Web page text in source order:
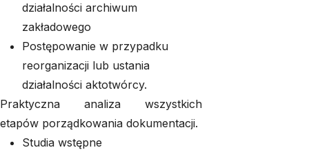
działalności archiwum
zakładowego
Postępowanie w przypadku
reorganizacji lub ustania
działalności aktotwórcy.
Praktyczna analiza wszystkich
etapów porządkowania dokumentacji.
Studia wstępne